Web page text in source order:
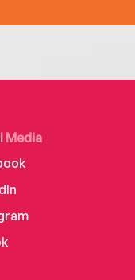
Media